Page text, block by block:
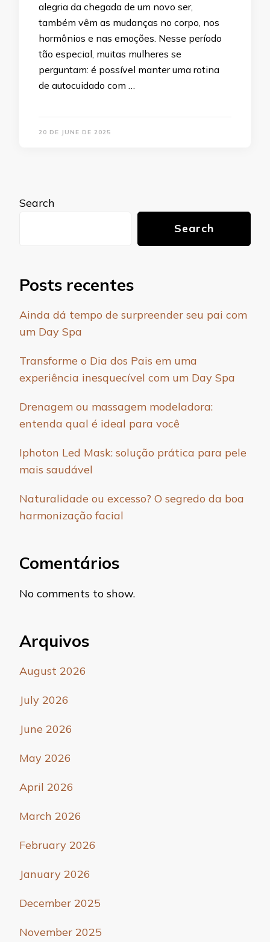
alegria da chegada de um novo ser,
também vêm as mudanças no corpo, nos
hormônios e nas emoções. Nesse período
tão especial, muitas mulheres se
perguntam: é possível manter uma rotina
de autocuidado com …
20 DE JUNE DE 2025
Search
Search
Posts recentes
Ainda dá tempo de surpreender seu pai com
um Day Spa
Transforme o Dia dos Pais em uma
experiência inesquecível com um Day Spa
Drenagem ou massagem modeladora:
entenda qual é ideal para você
Iphoton Led Mask: solução prática para pele
mais saudável
Naturalidade ou excesso? O segredo da boa
harmonização facial
Comentários
No comments to show.
Arquivos
August 2026
July 2026
June 2026
May 2026
April 2026
March 2026
February 2026
January 2026
December 2025
November 2025